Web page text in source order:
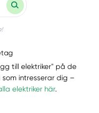
till elektriker" på de
intresserar dig –
elektriker här.